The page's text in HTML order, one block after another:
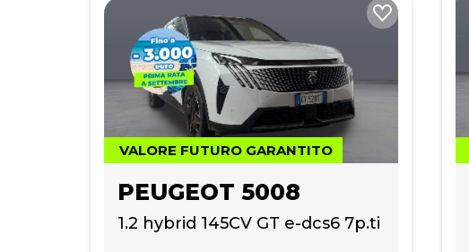
VALORE FUTURO GARANTITO
PEUGEOT 5008
1.2 hybrid 145CV GT e-dcs6 7p.ti